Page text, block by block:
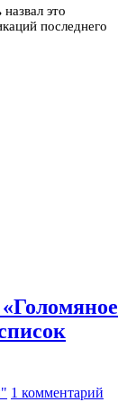
это
последнего
1 комментарий